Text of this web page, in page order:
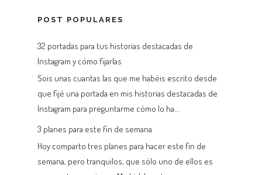
POST POPULARES
32 portadas para tus historias destacadas de
Instagram y cómo fijarlas
Sois unas cuantas las que me habéis escrito desde
que fijé una portada en mis historias destacadas de
Instagram para preguntarme cómo lo ha...
3 planes para este fin de semana
Hoy comparto tres planes para hacer este fin de
semana, pero tranquilos, que sólo uno de ellos es